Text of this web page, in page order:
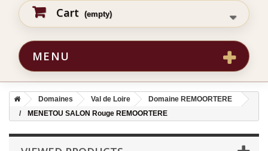
Cart (empty)
MENU
Domaines Val de Loire
Domaine REMOORTERE
MENETOU SALON Rouge REMOORTERE